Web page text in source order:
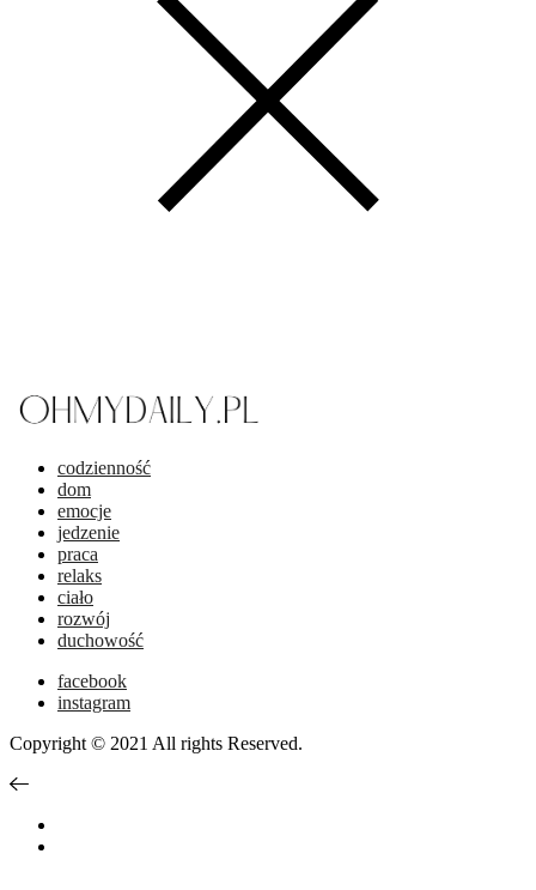
codzienność
dom
emocje
jedzenie
praca
relaks
ciało
rozwój
duchowość
facebook
instagram
Copyright © 2021 All rights Reserved.